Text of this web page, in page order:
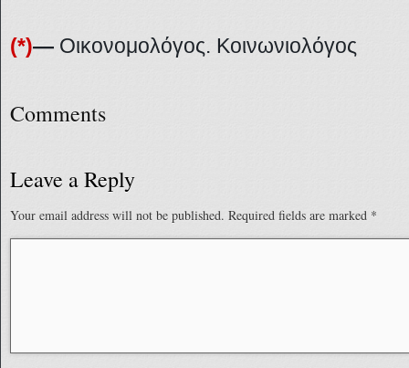
(*)— Οικονομολόγος. Κοινωνιολόγος
Comments
Leave a Reply
Your email address will not be published. Required fields are marked *